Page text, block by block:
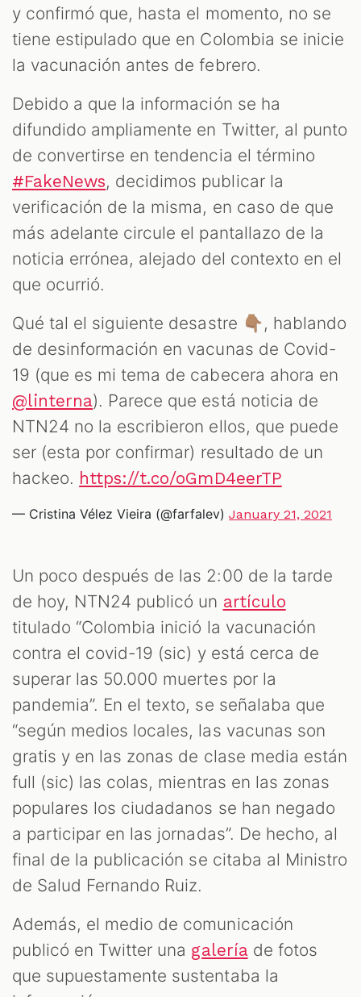
y confirmó que, hasta el momento, no se
tiene estipulado que en Colombia se inicie
la vacunación antes de febrero.
Debido a que la información se ha
difundido ampliamente en Twitter, al punto
de convertirse en tendencia el término
#FakeNews, decidimos publicar la
verificación de la misma, en caso de que
más adelante circule el pantallazo de la
noticia errónea, alejado del contexto en el
que ocurrió.
Qué tal el siguiente desastre 👇🏽, hablando
de desinformación en vacunas de Covid-
19 (que es mi tema de cabecera ahora en
@linterna). Parece que está noticia de
NTN24 no la escribieron ellos, que puede
ser (esta por confirmar) resultado de un
hackeo. https://t.co/oGmD4eerTP
— Cristina Vélez Vieira (@farfalev) January 21, 2021
Un poco después de las 2:00 de la tarde
de hoy, NTN24 publicó un artículo
titulado “Colombia inició la vacunación
contra el covid-19 (sic) y está cerca de
superar las 50.000 muertes por la
pandemia”. En el texto, se señalaba que
“según medios locales, las vacunas son
gratis y en las zonas de clase media están
full (sic) las colas, mientras en las zonas
populares los ciudadanos se han negado
a participar en las jornadas”. De hecho, al
final de la publicación se citaba al Ministro
de Salud Fernando Ruiz.
Además, el medio de comunicación
publicó en Twitter una galeríade fotos
que supuestamente sustentaba la